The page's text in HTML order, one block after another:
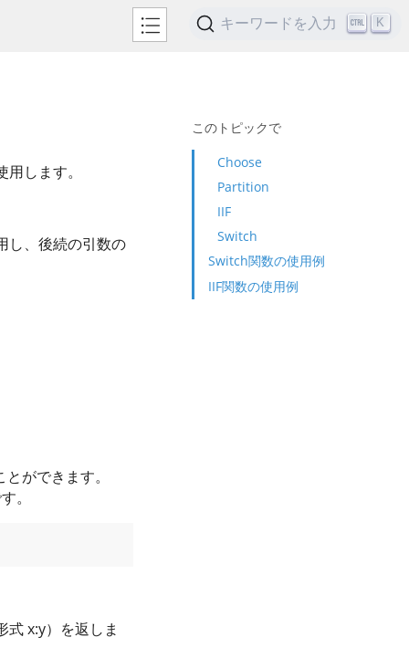
キーワードを入力 K
このトピックで
Choose
Partition
IIF
Switch
Switch関数の使用例
IIF関数の使用例
します。
し、後続の引数の
ができます。
。
x:y）を返しま